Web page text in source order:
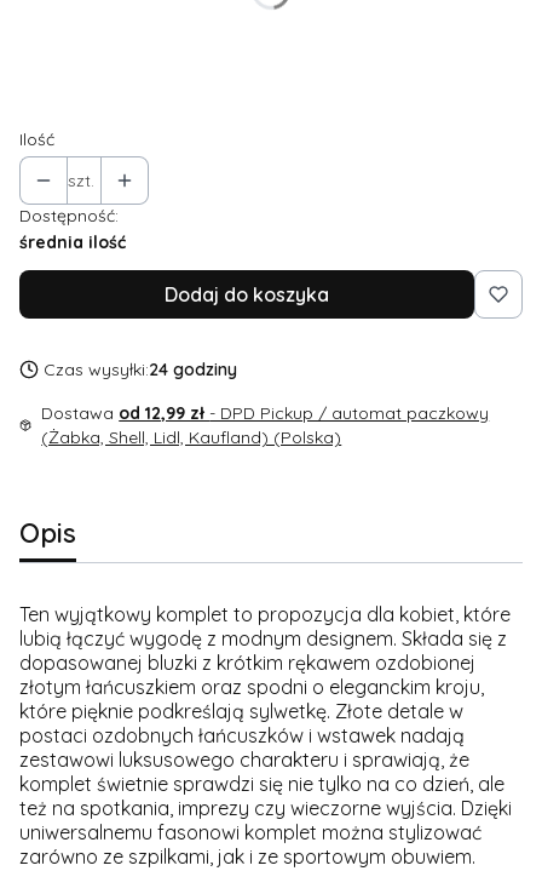
Ilość
szt.
Dostępność:
średnia ilość
Dodaj do koszyka
Czas wysyłki:24 godziny
Dostawa od 12,99 zł - DPD Pickup / automat paczkowy
(Żabka, Shell, Lidl, Kaufland) (Polska)
Opis
Ten wyjątkowy komplet to propozycja dla kobiet, które
lubią łączyć wygodę z modnym designem. Składa się z
dopasowanej bluzki z krótkim rękawem ozdobionej
złotym łańcuszkiem oraz spodni o eleganckim kroju,
które pięknie podkreślają sylwetkę. Złote detale w
postaci ozdobnych łańcuszków i wstawek nadają
zestawowi luksusowego charakteru i sprawiają, że
komplet świetnie sprawdzi się nie tylko na co dzień, ale
też na spotkania, imprezy czy wieczorne wyjścia. Dzięki
uniwersalnemu fasonowi komplet można stylizować
zarówno ze szpilkami, jak i ze sportowym obuwiem.